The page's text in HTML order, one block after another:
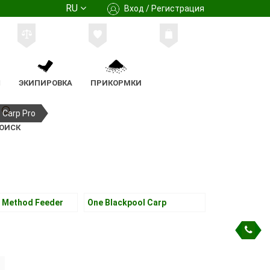
RU Вход / Регистрация
ЭКИПИРОВКА ПРИКОРМКИ
Carp Pro
Method Feeder One Blackpool Carp